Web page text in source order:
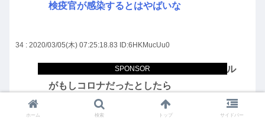
SPONSOR
検疫官が感染するとはやばいな
34 : 2020/03/05(木) 07:25:18.83 ID:6HKMucUu0
15000人死亡してる今のアメリカのインフル
がもしコロナだったとしたら
実はアメリカが発生源でそれに気づいた米政
府がバレる前に中国で拡散させて
ホーム 検索 トップ サイドバー